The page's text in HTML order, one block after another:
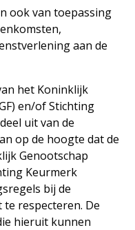
ook van toepassing
aan de
het Koninklijk
en/of Stichting
uit van de
op de hoogte dat de
Genootschap
Keurmerk
bij de
respecteren. De
hieruit kunnen